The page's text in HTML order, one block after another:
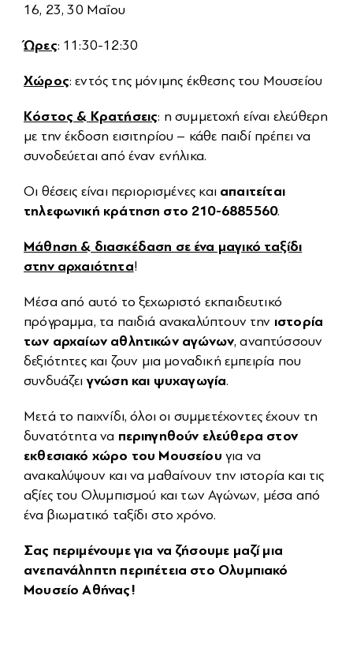
16, 23, 30 Μαΐου
Ώρες: 11:30-12:30
Χώρος: εντός της μόνιμης έκθεσης του Μουσείου
Κόστος & Κρατήσεις: η συμμετοχή είναι ελεύθερη
με την έκδοση εισιτηρίου – κάθε παιδί πρέπει να
συνοδεύεται από έναν ενήλικα.
Οι θέσεις είναι περιορισμένες και απαιτείται
τηλεφωνική κράτηση στο 210-6885560.
Μάθηση & διασκέδαση σε ένα μαγικό ταξίδι
στην αρχαιότητα!
Μέσα από αυτό το ξεχωριστό εκπαιδευτικό
πρόγραμμα, τα παιδιά ανακαλύπτουν την ιστορία
των αρχαίων αθλητικών αγώνων, αναπτύσσουν
δεξιότητες και ζουν μια μοναδική εμπειρία που
συνδυάζειγνώση και ψυχαγωγία.
Μετά το παιχνίδι, όλοι οι συμμετέχοντες έχουν τη
δυνατότητα να περιηγηθούν ελεύθερα στον
εκθεσιακό χώρο του Μουσείου για να
ανακαλύψουν και να μαθαίνουν την ιστορία και τις
αξίες του Ολυμπισμού και των Αγώνων, μέσα από
ένα βιωματικό ταξίδι στο χρόνο.
Σας περιμένουμε για να ζήσουμε μαζί μια
ανεπανάληπτη περιπέτεια στο Ολυμπιακό
Μουσείο Αθήνας!